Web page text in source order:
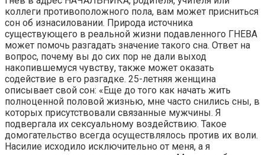
коллеги противоположного пола, вам может присниться
сон об изнасиловании. Природа источника
существующего в реальной жизни подавленного ГНЕВА
может помочь разгадать значение такого сна. Ответ на
вопрос, почему вы до сих пор не дали выход
накопившемуся чувству, также может оказать
содействие в его разгадке. 25-летняя женщина
описывает свой сон: «Еще до того как начать жить
полноценной половой жизнью, мне часто снились сны, в
которых присутствовали связанные мужчины. Я
подвергала их сексуальному воздействию. Такое
домогательство всегда осуществлялось против их воли.
Насилие исходило исключительно от меня, а я